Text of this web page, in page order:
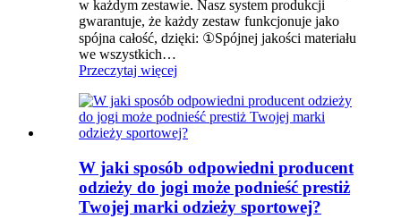
w każdym zestawie. Nasz system produkcji
gwarantuje, że każdy zestaw funkcjonuje jako
spójna całość, dzięki: ①Spójnej jakości materiału
we wszystkich…
Przeczytaj więcej
W jaki sposób odpowiedni producent
odzieży do jogi może podnieść prestiż
Twojej marki odzieży sportowej?